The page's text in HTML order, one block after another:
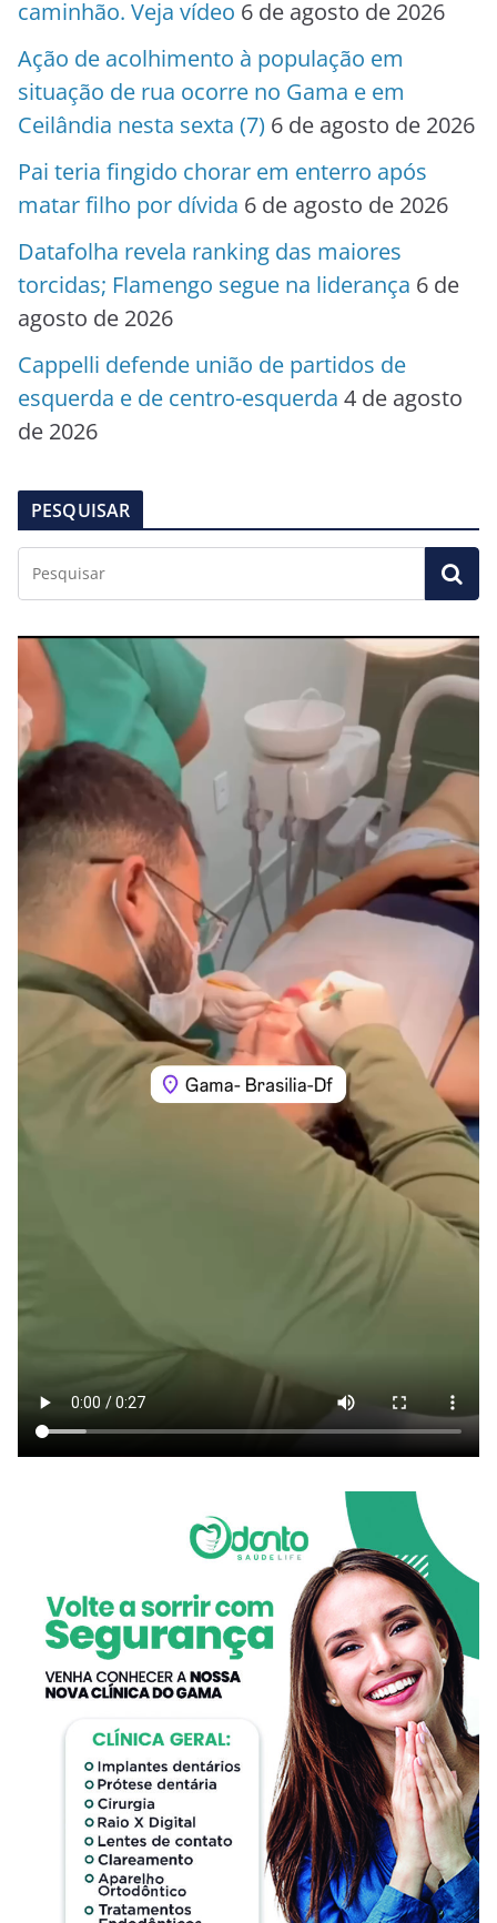
caminhão. Veja vídeo 6 de agosto de 2026
Ação de acolhimento à população em
situação de rua ocorre no Gama e em
Ceilândia nesta sexta (7) 6 de agosto de 2026
Pai teria fingido chorar em enterro após
matar filho por dívida 6 de agosto de 2026
Datafolha revela ranking das maiores
torcidas; Flamengo segue na liderança 6 de
agosto de 2026
Cappelli defende união de partidos de
esquerda e de centro-esquerda 4 de agosto
de 2026
PESQUISAR